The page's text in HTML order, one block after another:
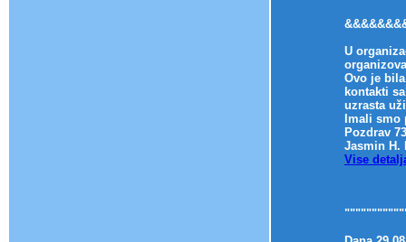
U
Ovo je
kontakti
uzrasta
Imali smo
Pozdrav 73
Jasmin H.
Vise